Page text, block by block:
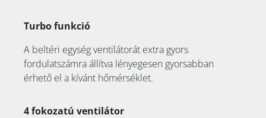
Turbo funkció
A beltéri egység ventilátorát extra gyors
fordulatszámra állítva lényegesen gyorsabban
érhető el a kívánt hőmérséklet.
4 fokozatú ventilátor